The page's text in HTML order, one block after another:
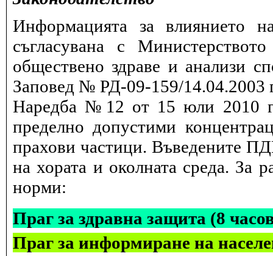
Информацията за влиянието
съгласувана с
обществено здраве и анализи
Заповед № РД-09-159/14.04.2003
Наредба №12 от 15 юли 2010
пределно допустими
прахови частици. Въведените
на хората и околната среда. За
норми:
Праг за здравна защита (8
Праг за информиране на